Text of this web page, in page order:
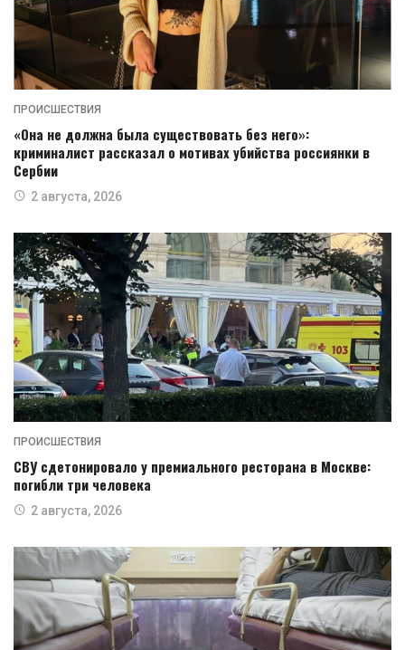
ПРОИСШЕСТВИЯ
«Она не должна была существовать без него»:
криминалист рассказал о мотивах убийства россиянки в
Сербии
2 августа, 2026
ПРОИСШЕСТВИЯ
СВУ сдетонировало у премиального ресторана в Москве:
погибли три человека
2 августа, 2026